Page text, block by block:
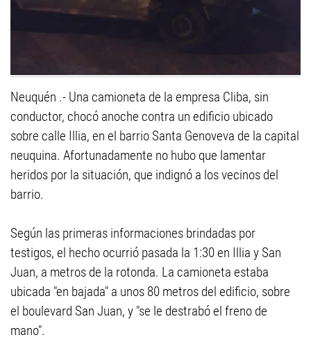
Neuquén .- Una camioneta de la empresa Cliba, sin
conductor, chocó anoche contra un edificio ubicado
sobre calle Illia, en el barrio Santa Genoveva de la capital
neuquina. Afortunadamente no hubo que lamentar
heridos por la situación, que indignó a los vecinos del
barrio.
Según las primeras informaciones brindadas por
testigos, el hecho ocurrió pasada la 1:30 en Illia y San
Juan, a metros de la rotonda. La camioneta estaba
ubicada "en bajada" a unos 80 metros del edificio, sobre
el boulevard San Juan, y "se le destrabó el freno de
mano".